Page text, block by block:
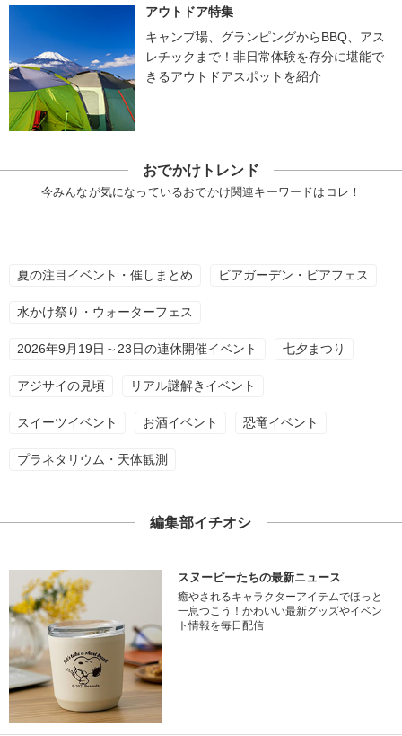
アウトドア特集
キャンプ場、グランピングからBBQ、アス
レチックまで！非日常体験を存分に堪能で
きるアウトドアスポットを紹介
おでかけトレンド
今みんなが気になっているおでかけ関連キーワードはコレ！
夏の注目イベント・催しまとめ ビアガーデン・ビアフェス
水かけ祭り・ウォーターフェス
2026年9月19日～23日の連休開催イベント 七夕まつり
アジサイの見頃 リアル謎解きイベント
スイーツイベント お酒イベント 恐竜イベント
プラネタリウム・天体観測
編集部イチオシ
スヌーピーたちの最新ニュース
癒やされるキャラクターアイテムでほっと
一息つこう！かわいい最新グッズやイベン
ト情報を毎日配信